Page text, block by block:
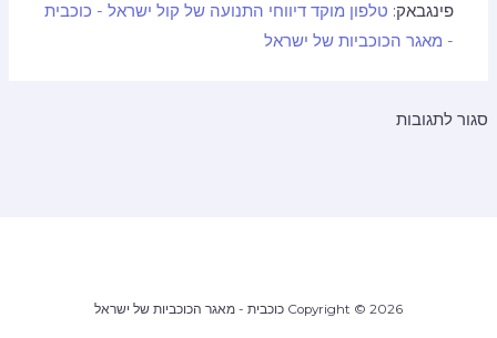
פינגבאק:טלפון מוקד דיווחי התנועה של קול ישראל - כוכבית
- מאגר הכוכביות של ישראל
לתגובות
Copyright © 2026 כוכבית - מאגר הכוכביות של ישראל